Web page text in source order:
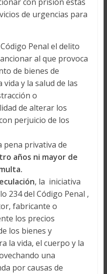
de urgencias para
Penal el delito
al que provoca
de bienes de
y la salud de las
o
de alterar los
perjuicio de los
pena privativa de
años ni mayor de
, la iniciativa
234 del Código Penal ,
fabricante o
los precios
los bienes y
la vida, el cuerpo y la
una
por causas de